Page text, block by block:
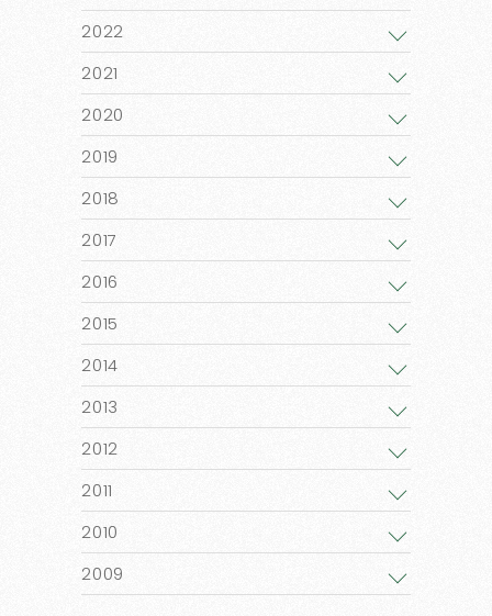
2022
2021
2020
2019
2018
2017
2016
2015
2014
2013
2012
2011
2010
2009